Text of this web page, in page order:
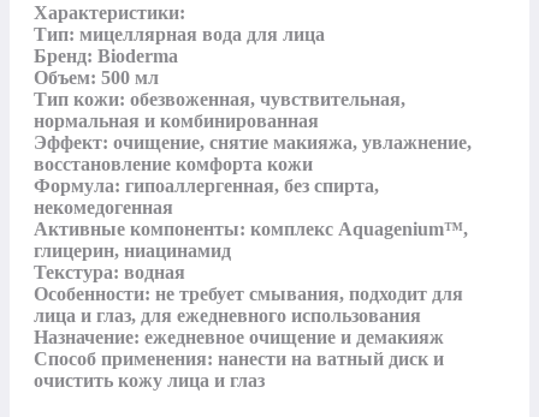
Характеристики:
Тип: мицеллярная вода для лица
Бренд: Bioderma
Объем: 500 мл
Тип кожи: обезвоженная, чувствительная,
нормальная и комбинированная
Эффект: очищение, снятие макияжа, увлажнение,
восстановление комфорта кожи
Формула: гипоаллергенная, без спирта,
некомедогенная
Активные компоненты: комплекс Aquagenium™,
глицерин, ниацинамид
Текстура: водная
Особенности: не требует смывания, подходит для
лица и глаз, для ежедневного использования
Назначение: ежедневное очищение и демакияж
Способ применения: нанести на ватный диск и
очистить кожу лица и глаз